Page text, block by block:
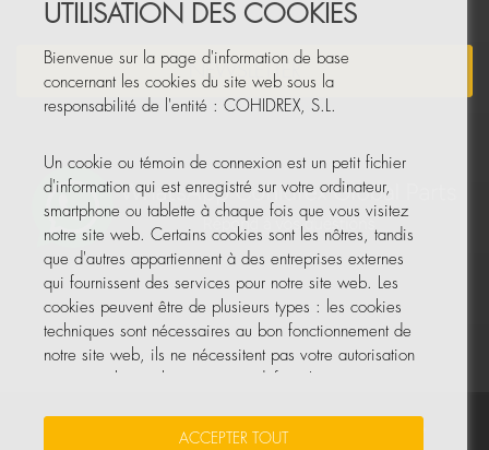
NEWSLETTER
Vos données sont sécurisées • Protection des données
UTILISATION DES COOKIES
Bienvenue sur la page d'information de base
concernant les cookies du site web sous la
responsabilité de l'entité : COHIDREX, S.L.
Un cookie ou témoin de connexion est un petit fichier
d'information qui est enregistré sur votre ordinateur,
smartphone ou tablette à chaque fois que vous visitez
notre site web. Certains cookies sont les nôtres, tandis
que d'autres appartiennent à des entreprises externes
qui fournissent des services pour notre site web. Les
cookies peuvent être de plusieurs types : les cookies
techniques sont nécessaires au bon fonctionnement de
notre site web, ils ne nécessitent pas votre autorisation
ACCEPTER TOUT